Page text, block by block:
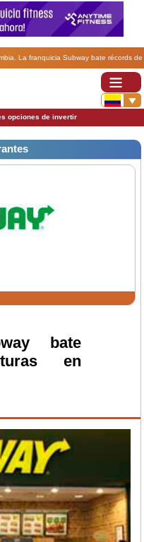
La franquicia Subway bate récords de
opciones de invertir
bate
en